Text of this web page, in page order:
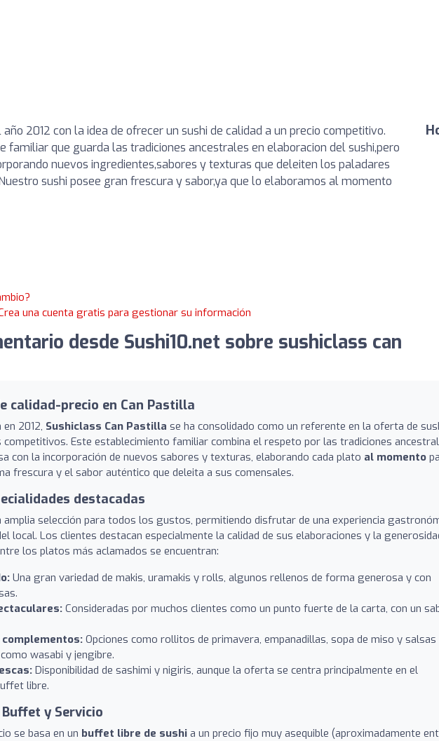
2012 con la idea de ofrecer un sushi de calidad a un precio competitivo.
familiar que guarda las tradiciones ancestrales en elaboracion del sushi,pero
nuevos ingredientes,sabores y texturas que deleiten los paladares
sushi posee gran frescura y sabor,ya que lo elaboramos al momento
una cuenta gratis para gestionar su información
desde Sushi10.net sobre sushiclass can
calidad-precio en Can Pastilla
2012, Sushiclass Can Pastilla se ha consolidado como un referente en la oferta de
competitivos. Este establecimiento familiar combina el respeto por las tradiciones
con la incorporación de nuevos sabores y texturas, elaborando cada plato al momento
frescura y el sabor auténtico que deleita a sus comensales.
destacadas
amplia selección para todos los gustos, permitiendo disfrutar de una experiencia
local. Los clientes destacan especialmente la calidad de sus elaboraciones y la
los platos más aclamados se encuentran:
Una gran variedad de makis, uramakis y rolls, algunos rellenos de forma generosa y con
Consideradas por muchos clientes como un punto fuerte de la carta, con un
Opciones como rollitos de primavera, empanadillas, sopa de miso y salsas
wasabi y jengibre.
Disponibilidad de sashimi y nigiris, aunque la oferta se centra principalmente en el
libre.
y Servicio
se basa en un buffet libre de sushi a un precio fijo muy asequible (aproximadamente